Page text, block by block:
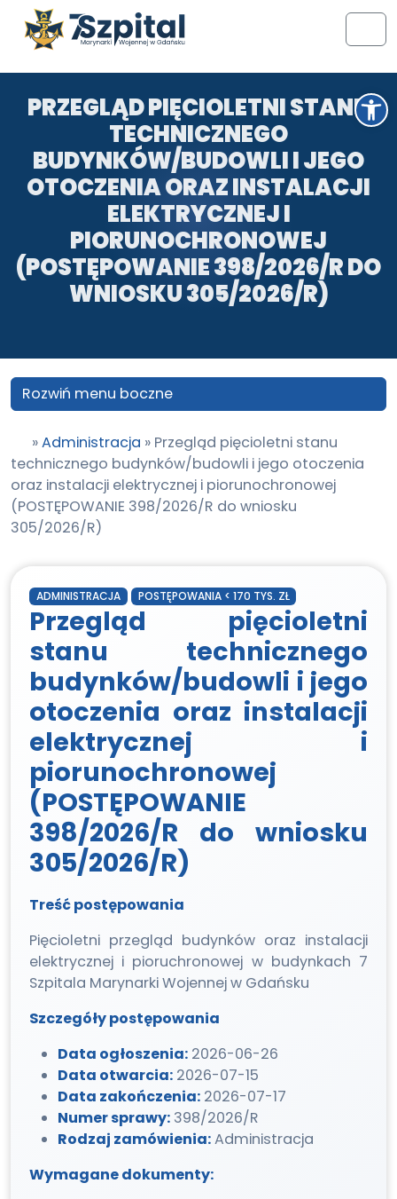
Otwórz pasek narzędzi
Przejdź do treści
Przejdź do stopki
PRZEGLĄD PIĘCIOLETNI STANU
TECHNICZNEGO
BUDYNKÓW/BUDOWLI I JEGO
OTOCZENIA ORAZ INSTALACJI
ELEKTRYCZNEJ I
PIORUNOCHRONOWEJ
(POSTĘPOWANIE 398/2026/R DO
WNIOSKU 305/2026/R)
»Administracja » Przegląd pięcioletni stanu
technicznego budynków/budowli i jego otoczenia
oraz instalacji elektrycznej i piorunochronowej
(POSTĘPOWANIE 398/2026/R do wniosku
305/2026/R)
ADMINISTRACJA POSTĘPOWANIA < 170 TYS. ZŁ
Przegląd pięcioletni
stanu technicznego
budynków/budowli i jego
otoczenia oraz instalacji
elektrycznej i
piorunochronowej
(POSTĘPOWANIE
398/2026/R do wniosku
305/2026/R)
Treść postępowania
Pięcioletni przegląd budynków oraz instalacji
elektrycznej i pioruchronowej w budynkach 7
Szpitala Marynarki Wojennej w Gdańsku
Szczegóły postępowania
Data ogłoszenia: 2026-06-26
Data otwarcia: 2026-07-15
Data zakończenia: 2026-07-17
Numer sprawy: 398/2026/R
Rodzaj zamówienia:Administracja
Wymagane dokumenty:
Rozwiń menu boczne